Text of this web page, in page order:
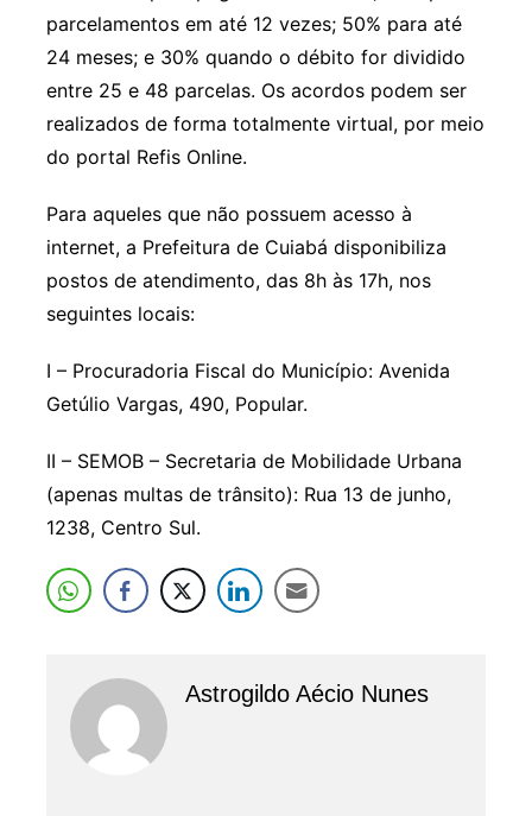
parcelamentos em até 12 vezes; 50% para até
24 meses; e 30% quando o débito for dividido
entre 25 e 48 parcelas. Os acordos podem ser
realizados de forma totalmente virtual, por meio
do portal Refis Online.
Para aqueles que não possuem acesso à
internet, a Prefeitura de Cuiabá disponibiliza
postos de atendimento, das 8h às 17h, nos
seguintes locais:
I – Procuradoria Fiscal do Município: Avenida
Getúlio Vargas, 490, Popular.
II – SEMOB – Secretaria de Mobilidade Urbana
(apenas multas de trânsito): Rua 13 de junho,
1238, Centro Sul.
Astrogildo Aécio Nunes